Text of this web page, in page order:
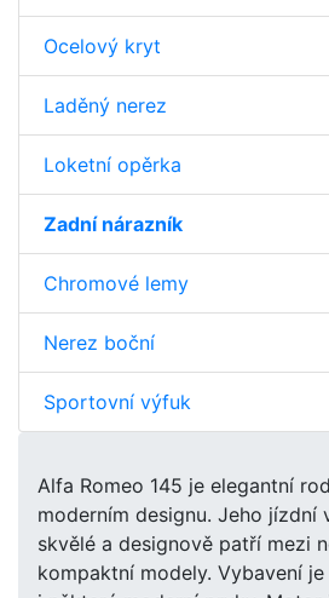
Ocelový kryt
Laděný nerez
Loketní opěrka
Zadní nárazník
Chromové lemy
Nerez boční
Sportovní výfuk
Alfa Romeo 145 je elegantní
moderním designu. Jeho jízdní
skvělé a designově patří mezi
kompaktní modely. Vybavení